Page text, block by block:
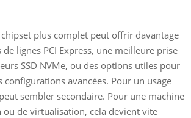
plus complet peut offrir davantage
lignes PCI Express, une meilleure prise
SSD NVMe, ou des options utiles pour
configurations avancées. Pour un usage
sembler secondaire. Pour une machine
ou de virtualisation, cela devient vite